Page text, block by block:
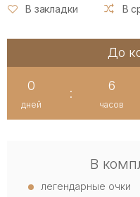
В закладки В
До
0
дней
:
6
часов
В
легендарные очки